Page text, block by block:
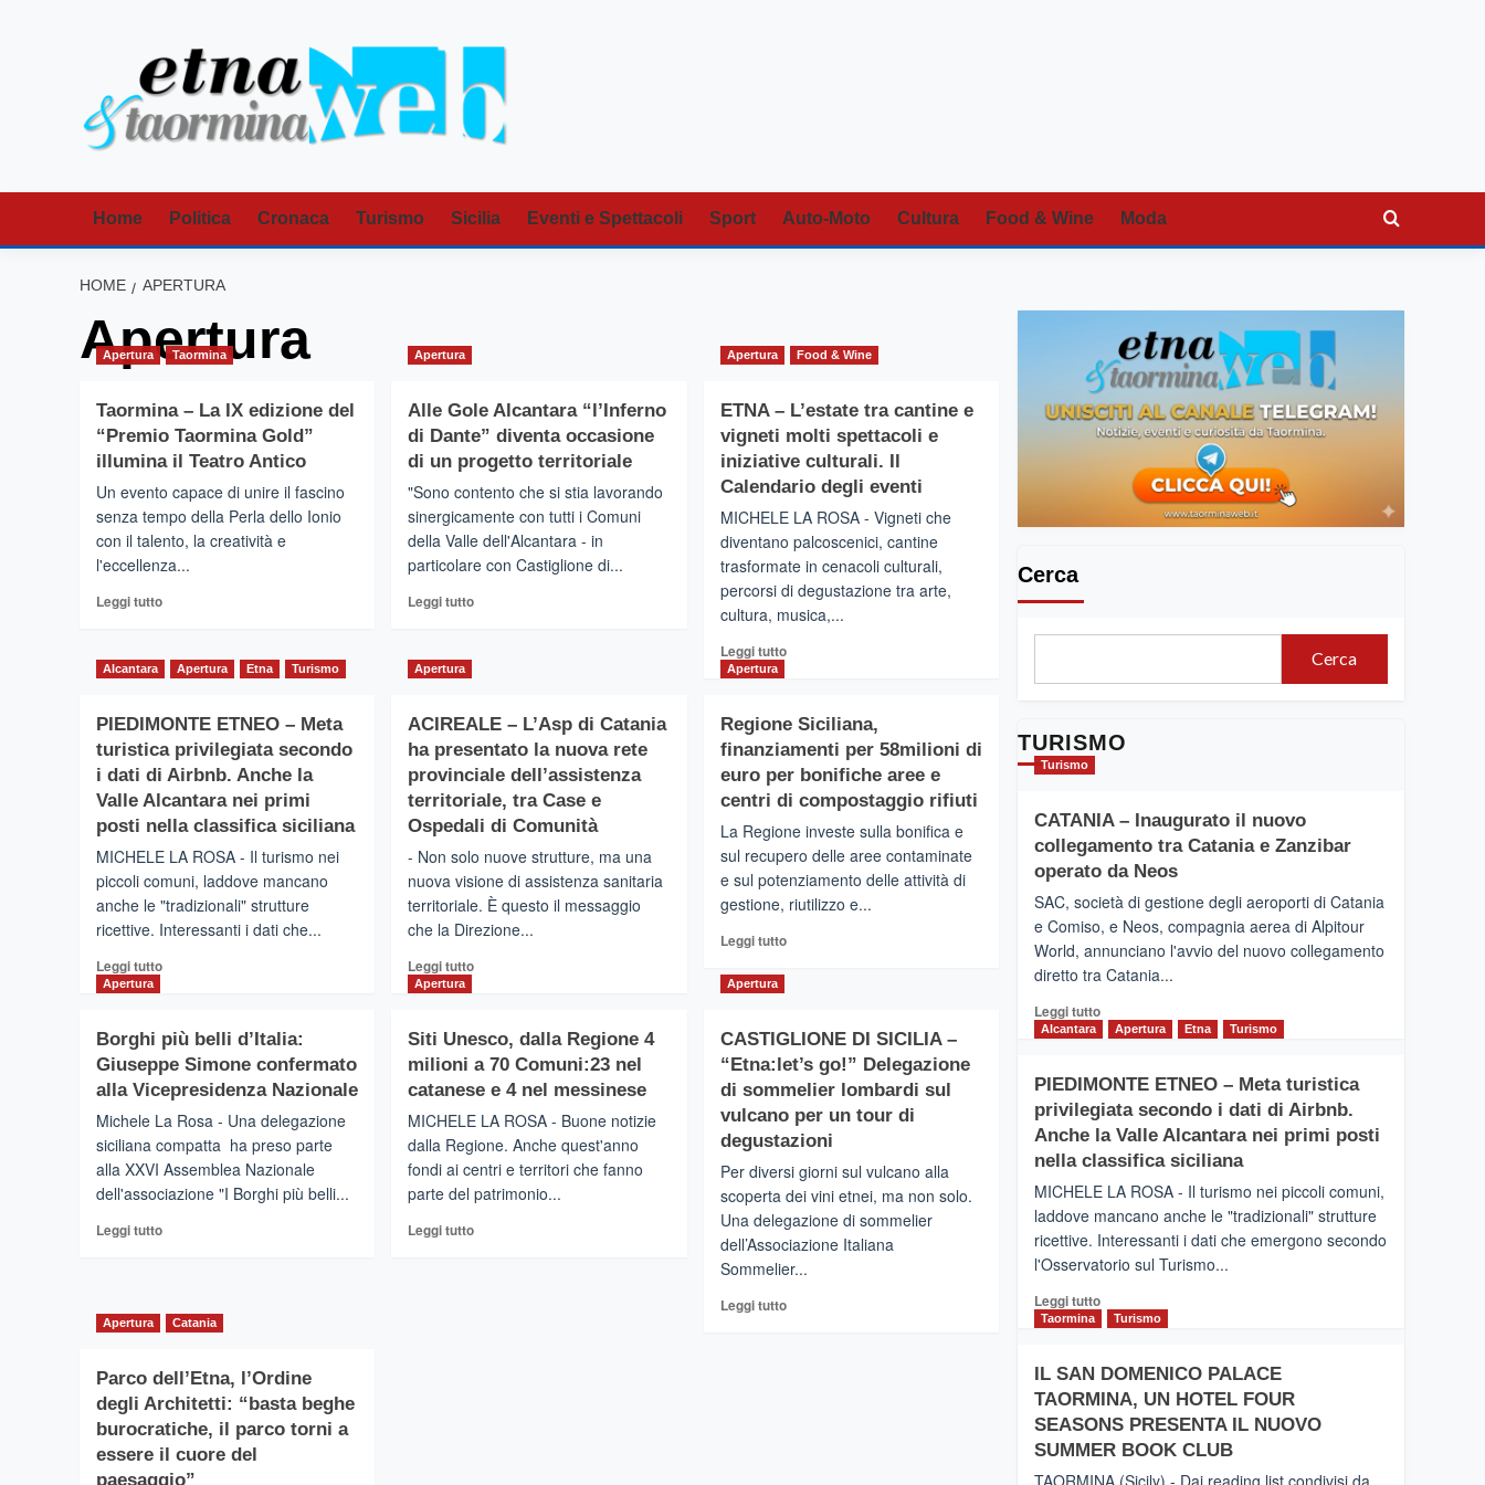
Home Politica Cronaca Turismo Sicilia Eventi e Spettacoli Sport Auto-Moto Cultura Food & Wine Moda
HOME APERTURA
Apertura
Apertura Taormina
Taormina – La IX edizione del
“Premio Taormina Gold”
illumina il Teatro Antico
Un evento capace di unire il fascino
senza tempo della Perla dello Ionio
con il talento, la creatività e
l'eccellenza...
Leggi tuttoLeggi
su
Taormina
La
IX
edizione
del
“Premio
Taormina
Gold”
il
Teatro
Antico
Apertura
Alle Gole Alcantara “l’Inferno
di Dante” diventa occasione
di un progetto territoriale
"Sono contento che si stia lavorando
sinergicamente con tutti i Comuni
della Valle dell'Alcantara - in
particolare con Castiglione di...
Leggi tuttoLeggi
Alcantara
“l’Inferno
di
Dante”
diventa
occasione
progetto
territoriale
Apertura Food & Wine
ETNA – L’estate tra cantine e
vigneti molti spettacoli e
iniziative culturali. Il
Calendario degli eventi
MICHELE LA ROSA - Vigneti che
diventano palcoscenici, cantine
trasformate in cenacoli culturali,
percorsi di degustazione tra arte,
cultura, musica,...
Leggi tuttoLeggi
ETNA
–
L’estate
tra
e
vigneti
molti
spettacoli
iniziative
eventi
Alcantara Apertura Etna Turismo
PIEDIMONTE ETNEO – Meta
turistica privilegiata secondo
i dati di Airbnb. Anche la
Valle Alcantara nei primi
posti nella classifica siciliana
MICHELE LA ROSA - Il turismo nei
piccoli comuni, laddove mancano
anche le "tradizionali" strutture
ricettive. Interessanti i dati che...
Leggi tuttoLeggi
PIEDIMONTE
ETNEO
–
turistica
privilegiata
secondo
i
di
Valle
primi
posti
nella
classifica
siciliana
Apertura
ACIREALE – L’Asp di Catania
ha presentato la nuova rete
provinciale dell’assistenza
territoriale, tra Case e
Ospedali di Comunità
- Non solo nuove strutture, ma una
nuova visione di assistenza sanitaria
territoriale. È questo il messaggio
che la Direzione...
Leggi tuttoLeggi
ACIREALE
–
L’Asp
Catania
ha
presentato
la
rete
Apertura
Regione Siciliana,
finanziamenti per 58milioni di
euro per bonifiche aree e
centri di compostaggio rifiuti
La Regione investe sulla bonifica e
sul recupero delle aree contaminate
e sul potenziamento delle attività di
gestione, riutilizzo e...
Leggi tuttoLeggi
Siciliana,
finanziamenti
per
di
euro
per
bonifiche
e
centri
di
rifiuti
Apertura
Borghi più belli d’Italia:
Giuseppe Simone confermato
alla Vicepresidenza Nazionale
Michele La Rosa - Una delegazione
siciliana compatta ha preso parte
alla XXVI Assemblea Nazionale
dell'associazione "I Borghi più belli...
Leggi tuttoLeggi
Borghi
più
d’Italia:
Giuseppe
Simone
confermato
alla
Vicepresidenza
Apertura
Siti Unesco, dalla Regione 4
milioni a 70 Comuni:23 nel
catanese e 4 nel messinese
MICHELE LA ROSA - Buone notizie
dalla Regione. Anche quest'anno
fondi ai centri e territori che fanno
parte del patrimonio...
Leggi tuttoLeggi
Apertura
CASTIGLIONE DI SICILIA –
“Etna:let’s go!” Delegazione
di sommelier lombardi sul
vulcano per un tour di
degustazioni
Per diversi giorni sul vulcano alla
scoperta dei vini etnei, ma non solo.
Una delegazione di sommelier
dell’Associazione Italiana
Sommelier...
Leggi tuttoLeggi
Apertura Catania
Parco dell’Etna, l’Ordine
degli Architetti: “basta beghe
burocratiche, il parco torni a
essere il cuore del
paesaggio”
Cerca
Cerca
TURISMO
Turismo
CATANIA – Inaugurato il nuovo
collegamento tra Catania e Zanzibar
operato da Neos
SAC, società di gestione degli aeroporti di Catania
e Comiso, e Neos, compagnia aerea di Alpitour
World, annunciano l'avvio del nuovo collegamento
diretto tra Catania...
Leggi tuttoLeggi
CATANIA
–
Inaugurato
il
collegamento
tra
Catania
e
operato
da
Alcantara Apertura Etna Turismo
PIEDIMONTE ETNEO – Meta turistica
privilegiata secondo i dati di Airbnb.
Anche la Valle Alcantara nei primi posti
nella classifica siciliana
MICHELE LA ROSA - Il turismo nei piccoli comuni,
laddove mancano anche le "tradizionali" strutture
ricettive. Interessanti i dati che emergono secondo
l'Osservatorio sul Turismo...
Leggi tuttoLeggi
PIEDIMONTE
ETNEO
–
Meta
Taormina Turismo
IL SAN DOMENICO PALACE
TAORMINA, UN HOTEL FOUR
SEASONS PRESENTA IL NUOVO
SUMMER BOOK CLUB
TAORMINA (Sicily) - Dai reading list condivisi da